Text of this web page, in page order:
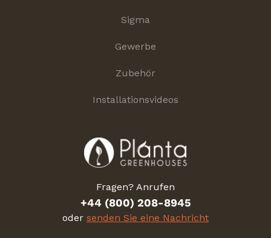
Sigma
Gewerbe
Zubehör
Installationsvideos
Fragen? Anrufen
+44 (800) 208-8945
oder senden Sie eine Nachricht